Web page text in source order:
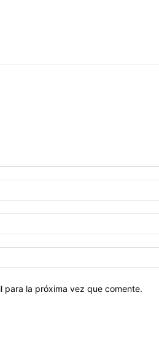
para la próxima vez que comente.